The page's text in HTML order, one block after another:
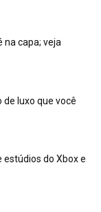
na capa; veja
de luxo que você
do Xbox e